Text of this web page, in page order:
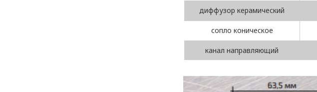
диффузор керамический
сопло коническое
канал направляющий